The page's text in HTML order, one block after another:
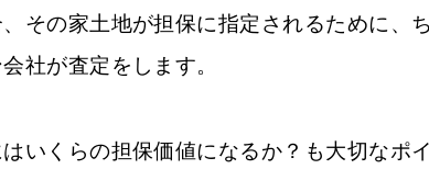
その家土地が担保に指定されるために、
社が査定をします。
いくらの担保価値になるか？も大切なポ